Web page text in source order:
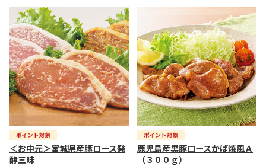
＜お中元＞宮城県産豚ロース発
酵三昧
鹿児島産黒豚ロースかば焼風Ａ
（３００ｇ）